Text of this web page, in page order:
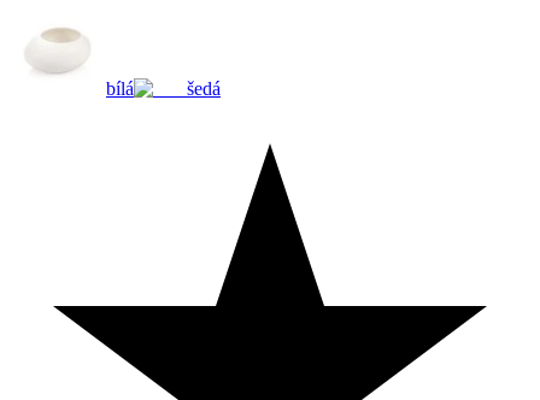
bílá šedá